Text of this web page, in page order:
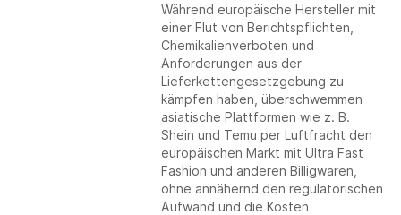
Während europäische Hersteller mit
einer Flut von Berichtspflichten,
Chemikalienverboten und
Anforderungen aus der
Lieferkettengesetzgebung zu
kämpfen haben, überschwemmen
asiatische Plattformen wie z. B.
Shein und Temu per Luftfracht den
europäischen Markt mit Ultra Fast
Fashion und anderen Billigwaren,
ohne annähernd den regulatorischen
Aufwand und die Kosten